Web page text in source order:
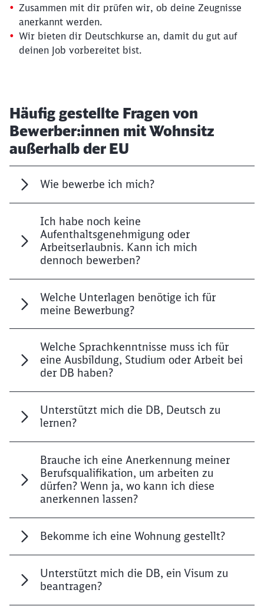
Zusammen mit dir prüfen wir, ob deine Zeugnisse
anerkannt werden.
Wir bieten dir Deutschkurse an, damit du gut auf
deinen Job vorbereitet bist.
Häufig gestellte Fragen von
Bewerber:innen mit Wohnsitz
außerhalb der EU
Wie bewerbe ich mich?
Ich habe noch keine
Aufenthaltsgenehmigung oder
Arbeitserlaubnis. Kann ich mich
dennoch bewerben?
Welche Unterlagen benötige ich für
meine Bewerbung?
Welche Sprachkenntnisse muss ich für
eine Ausbildung, Studium oder Arbeit bei
der DB haben?
Unterstützt mich die DB, Deutsch zu
lernen?
Brauche ich eine Anerkennung meiner
Berufsqualifikation, um arbeiten zu
dürfen? Wenn ja, wo kann ich diese
anerkennen lassen?
Bekomme ich eine Wohnung gestellt?
Unterstützt mich die DB, ein Visum zu
beantragen?
Möchten Sie zuweitergeleitet
werden?
Abbrechen Weiter